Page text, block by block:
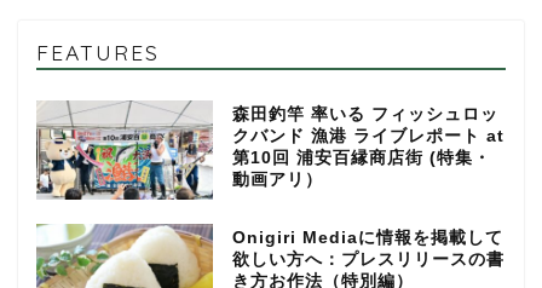
FEATURES
森田釣竿 率いる フィッシュロッ
クバンド 漁港 ライブレポート at
第10回 浦安百縁商店街 (特集・
動画アリ）
Onigiri Mediaに情報を掲載して
欲しい方へ：プレスリリースの書
き方お作法（特別編）